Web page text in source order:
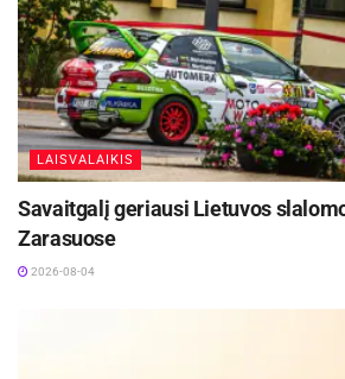
LAISVALAIKIS
Savaitgalį geriausi Lietuvos
Zarasuose
2026-08-04